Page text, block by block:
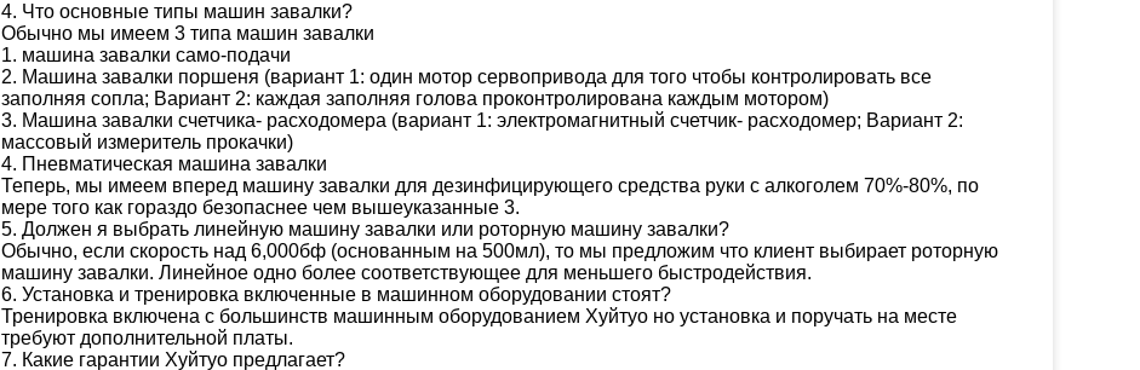
4. Что основные типы машин завалки?
Обычно мы имеем 3 типа машин завалки
1. машина завалки само-подачи
2. Машина завалки поршеня (вариант 1: один мотор сервопривода для того чтобы контролировать все
заполняя сопла; Вариант 2: каждая заполняя голова проконтролирована каждым мотором)
3. Машина завалки счетчика- расходомера (вариант 1: электромагнитный счетчик- расходомер; Вариант 2:
массовый измеритель прокачки)
4. Пневматическая машина завалки
Теперь, мы имеем вперед машину завалки для дезинфицирующего средства руки с алкоголем 70%-80%, по
мере того как гораздо безопаснее чем вышеуказанные 3.
5. Должен я выбрать линейную машину завалки или роторную машину завалки?
Обычно, если скорость над 6,000бф (основанным на 500мл), то мы предложим что клиент выбирает роторную
машину завалки. Линейное одно более соответствующее для меньшего быстродействия.
6. Установка и тренировка включенные в машинном оборудовании стоят?
Тренировка включена с большинств машинным оборудованием Хуйтуо но установка и поручать на месте
требуют дополнительной платы.
7. Какие гарантии Хуйтуо предлагает?